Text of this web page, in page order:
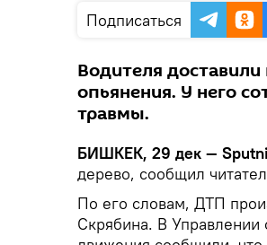
Подписаться
Водителя
опьянения. У него
травмы.
БИШКЕК, 29 дек —
дерево, сообщил
По его словам, ДТП
Скрябина. В Управлении